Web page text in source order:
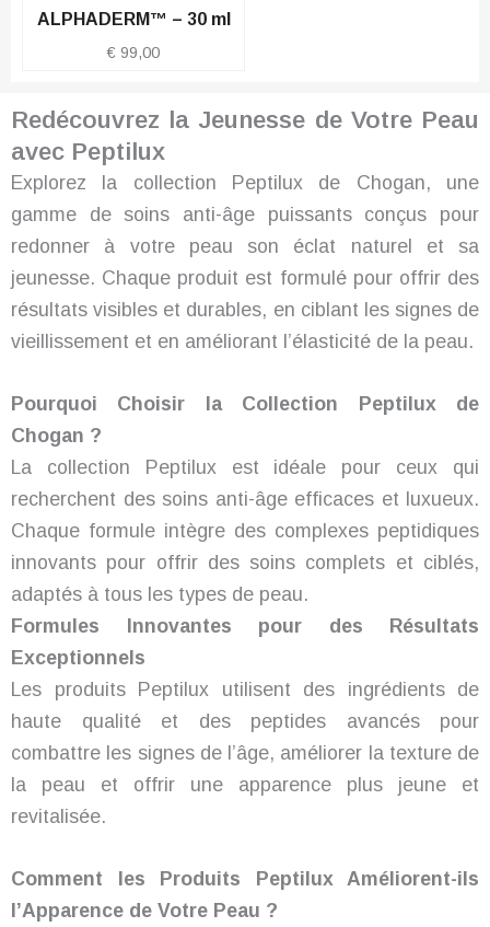
ALPHADERM™ – 30 ml
€ 99,00
Redécouvrez la Jeunesse de Votre Peau
avec Peptilux
Explorez la collection Peptilux de Chogan, une
gamme de soins anti-âge puissants conçus pour
redonner à votre peau son éclat naturel et sa
jeunesse. Chaque produit est formulé pour offrir des
résultats visibles et durables, en ciblant les signes de
vieillissement et en améliorant l’élasticité de la peau.
Pourquoi Choisir la Collection Peptilux de
Chogan ?
La collection Peptilux est idéale pour ceux qui
recherchent des soins anti-âge efficaces et luxueux.
Chaque formule intègre des complexes peptidiques
innovants pour offrir des soins complets et ciblés,
adaptés à tous les types de peau.
Formules Innovantes pour des Résultats
Exceptionnels
Les produits Peptilux utilisent des ingrédients de
haute qualité et des peptides avancés pour
combattre les signes de l’âge, améliorer la texture de
la peau et offrir une apparence plus jeune et
revitalisée.
Comment les Produits Peptilux Améliorent-ils
l’Apparence de Votre Peau ?